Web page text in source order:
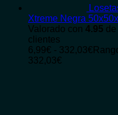
Xtreme Negra
Valorado con 4.95
clientes
6,99€ - 332,03€
332,03€